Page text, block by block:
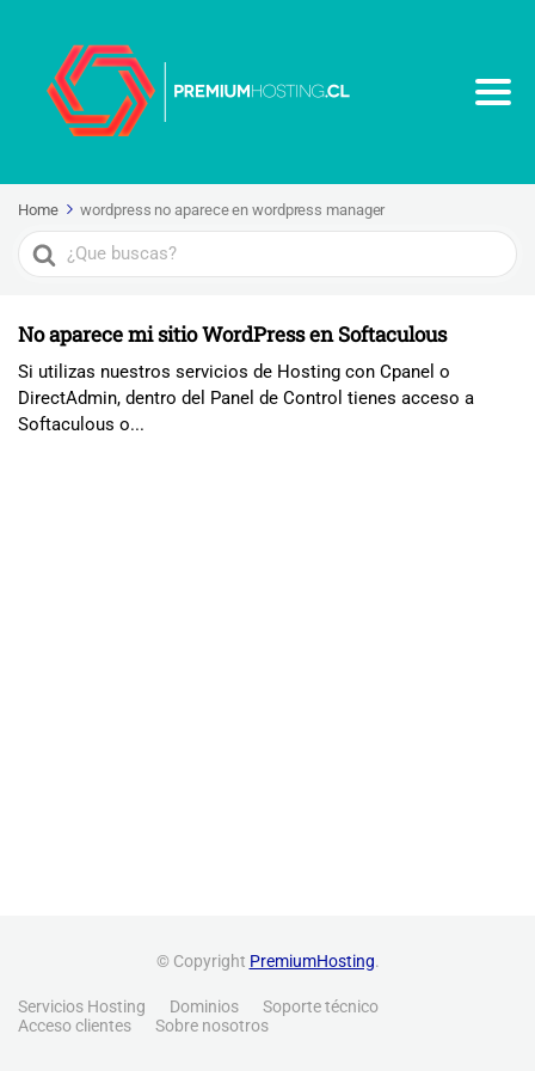
Home wordpress no aparece en wordpress manager
Search
For
No aparece mi sitio WordPress en Softaculous
Si utilizas nuestros servicios de Hosting con Cpanel o
DirectAdmin, dentro del Panel de Control tienes acceso a
Softaculous o...
© Copyright PremiumHosting.
Servicios Hosting Dominios
Soporte técnico
Acceso clientes
Sobre nosotros